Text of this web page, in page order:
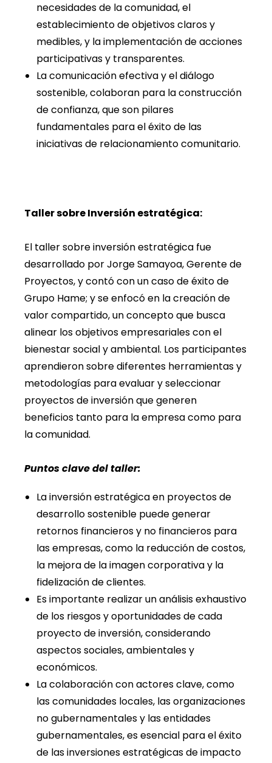
necesidades de la comunidad, el
establecimiento de objetivos claros y
medibles, y la implementación de acciones
participativas y transparentes.
La comunicación efectiva y el diálogo
sostenible, colaboran para la construcción
de confianza, que son pilares
fundamentales para el éxito de las
iniciativas de relacionamiento comunitario.
Taller sobre Inversión estratégica:
El taller sobre inversión estratégica fue
desarrollado por Jorge Samayoa, Gerente de
Proyectos, y contó con un caso de éxito de
Grupo Hame; y se enfocó en la creación de
valor compartido, un concepto que busca
alinear los objetivos empresariales con el
bienestar social y ambiental. Los participantes
aprendieron sobre diferentes herramientas y
metodologías para evaluar y seleccionar
proyectos de inversión que generen
beneficios tanto para la empresa como para
la comunidad.
Puntos clave del taller:
La inversión estratégica en proyectos de
desarrollo sostenible puede generar
retornos financieros y no financieros para
las empresas, como la reducción de costos,
la mejora de la imagen corporativa y la
fidelización de clientes.
Es importante realizar un análisis exhaustivo
de los riesgos y oportunidades de cada
proyecto de inversión, considerando
aspectos sociales, ambientales y
económicos.
La colaboración con actores clave, como
las comunidades locales, las organizaciones
no gubernamentales y las entidades
gubernamentales, es esencial para el éxito
de las inversiones estratégicas de impacto